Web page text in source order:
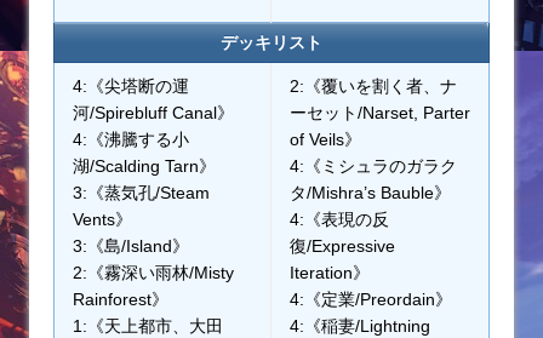
デッキリスト
4:《尖塔断の運
河/Spirebluff Canal》
4:《沸騰する小
湖/Scalding Tarn》
3:《蒸気孔/Steam
Vents》
3:《島/Island》
2:《霧深い雨林/Misty
Rainforest》
1:《天上都市、大田
2:《覆いを割く者、ナ
ーセット/Narset, Parter
of Veils》
4:《ミシュラのガラク
タ/Mishra’s Bauble》
4:《表現の反
復/Expressive
Iteration》
4:《定業/Preordain》
4:《稲妻/Lightning